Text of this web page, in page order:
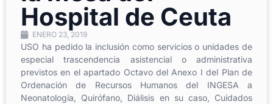
Hospital de Ceuta
ENERO 23, 2019
USO ha pedido la inclusión como servicios o unidades de
especial trascendencia asistencial o administrativa
previstos en el apartado Octavo del Anexo I del Plan de
Ordenación de Recursos Humanos del INGESA a
Neonatología, Quirófano, Diálisis en su caso, Cuidados